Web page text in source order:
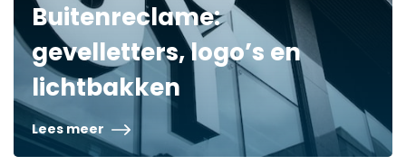
Buitenreclame:
gevelletters, logo’s en
lichtbakken
Lees meer